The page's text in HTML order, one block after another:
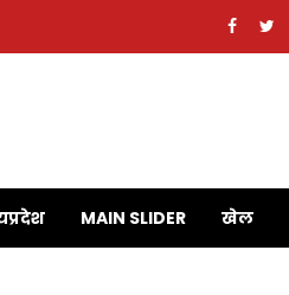
MAIN SLIDER खेल